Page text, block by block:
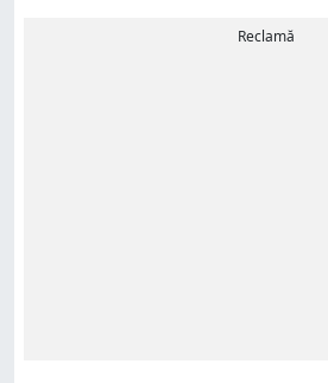
Reclamă